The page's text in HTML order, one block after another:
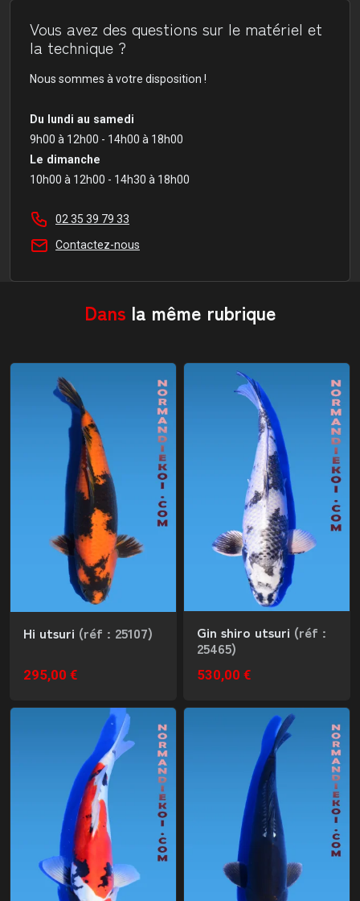
Vous avez des questions sur le matériel et
la technique ?
Nous sommes à votre disposition !
Du lundi au samedi
9h00 à 12h00 - 14h00 à 18h00
Le dimanche
10h00 à 12h00 - 14h30 à 18h00
02 35 39 79 33
Contactez-nous
Dans la même rubrique
Hi utsuri (réf : 25107)
295,00 €
Gin shiro utsuri (réf :
25465)
530,00 €